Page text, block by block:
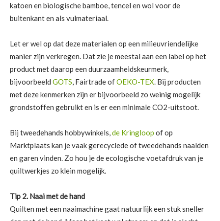
katoen en biologische bamboe, tencel en wol voor de
buitenkant en als vulmateriaal.
Let er wel op dat deze materialen op een milieuvriendelijke
manier zijn verkregen. Dat zie je meestal aan een label op het
product met daarop een duurzaamheidskeurmerk,
bijvoorbeeld GOTS , Fairtrade ofOEKO-TEX . Bij producten
met deze kenmerken zijn er bijvoorbeeld zo weinig mogelijk
grondstoffen gebruikt en is er een minimale CO2-uitstoot.
Bij tweedehands hobbywinkels, de Kringloop of op
Marktplaats kan je vaak gerecyclede of tweedehands naalden
en garen vinden. Zo hou je de ecologische voetafdruk van je
quiltwerkjes zo klein mogelijk.
Tip 2. Naai met de hand
Quilten met een naaimachine gaat natuurlijk een stuk sneller